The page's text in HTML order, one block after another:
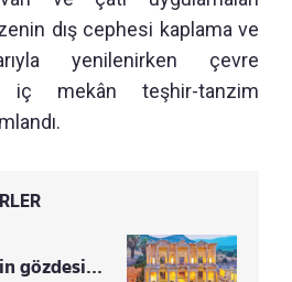
dış cephesi kaplama ve
yenilenirken çevre
iç mekân teşhir-tanzim
gözdesi...